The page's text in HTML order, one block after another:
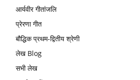
आर्यवीर गीतांजलि
प्रेरणा गीत
बौद्धिक प्रथम-द्वितीय श्रेणी
लेख Blog
सभी लेख